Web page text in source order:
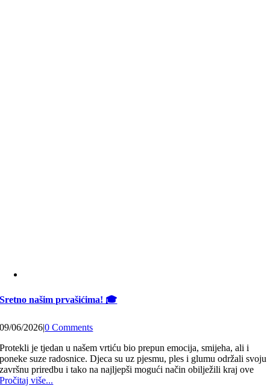
Sretno našim prvašićima! 🎓
09/06/2026|0 Comments
Protekli je tjedan u našem vrtiću bio prepun emocija, smijeha, ali i
poneke suze radosnice. Djeca su uz pjesmu, ples i glumu održali svoju
završnu priredbu i tako na najljepši mogući način obilježili kraj ove
Pročitaj više...